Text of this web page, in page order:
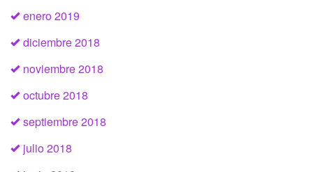
enero 2019
diciembre 2018
noviembre 2018
octubre 2018
septiembre 2018
julio 2018